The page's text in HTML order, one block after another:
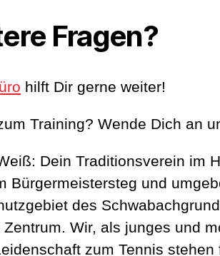
Fragen?
hilft Dir gerne weiter!
Training? Wende Dich an
Dein Traditionsverein im
Bürgermeistersteg und
des
Zentrum. Wir, als junges und
zum Tennis stehen